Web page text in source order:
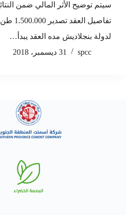
سيتم توضيح الأثر المالي ضمن
تفاصيل
لدولة بنجلاديش مده العقد يبدأ…
spcc
31 ديسمبر، 2018